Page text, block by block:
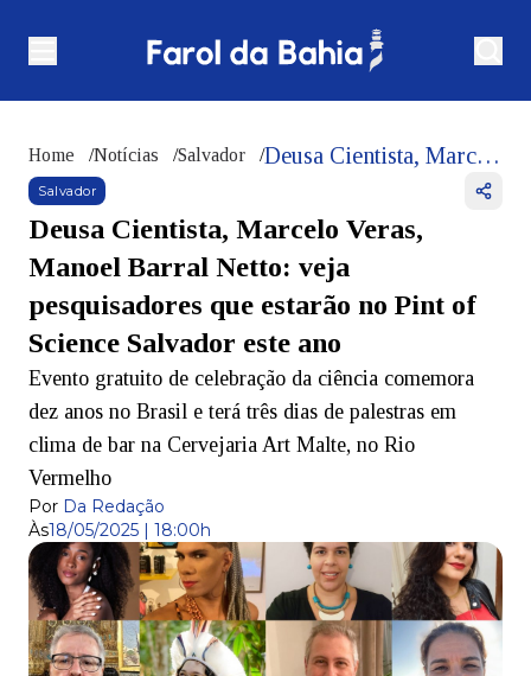
Home /Notícias /Salvador / Deusa Cientista, Marcelo Veras, Manoel Barral Netto: veja pesquisadores que estarão no Pint of Science Salvador este ano
Salvador
Deusa Cientista, Marcelo Veras,
Manoel Barral Netto: veja
pesquisadores que estarão no Pint of
Science Salvador este ano
Evento gratuito de celebração da ciência comemora
dez anos no Brasil e terá três dias de palestras em
clima de bar na Cervejaria Art Malte, no Rio
Vermelho
Por Da Redação
Às18/05/2025 | 18:00h